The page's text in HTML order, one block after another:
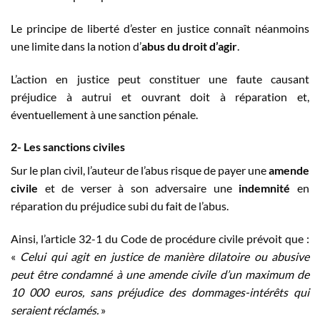
Le principe de liberté d’ester en justice connaît néanmoins
une limite dans la notion d’abus du droit d’agir
L’action en justice peut constituer une faute causant
préjudice à autrui et ouvrant doit à réparation et,
éventuellement à une sanction pénale.
2- Les sanctions civiles
Sur le plan civil, l’auteur de l’abus risque de payer uneamende
civile et de verser à son adversaire une indemnité en
réparation du préjudice subi du fait de l’abus.
Ainsi, l’article 32-1 du Code de procédure civile prévoit que :
« Celui qui agit en justice de manière dilatoire ou abusive
peut être condamné à une amende civile d’un maximum de
10 000 euros, sans préjudice des dommages-intérêts qui
seraient réclamés. »